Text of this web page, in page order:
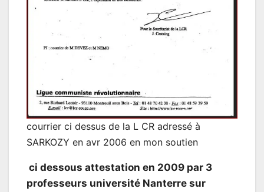
courrier ci dessus de la L CR adressé à
SARKOZY en avr 2006 en mon soutien
ci dessous attestation en 2009 par 3
professeurs université Nanterre sur